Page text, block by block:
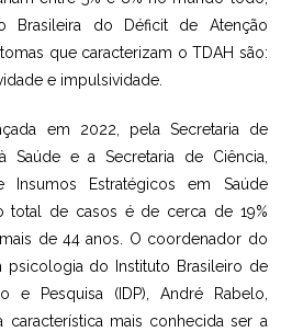
Brasileira do Déficit de Atenção
que caracterizam o TDAH são:
e impulsividade.
em 2022, pela Secretaria de
Saúde e a Secretaria de Ciência,
Insumos Estratégicos em Saúde
total de casos é de cerca de 19%
de 44 anos. O coordenador do
psicologia do Instituto Brasileiro de
e Pesquisa (IDP), André Rabelo,
mais conhecida ser a